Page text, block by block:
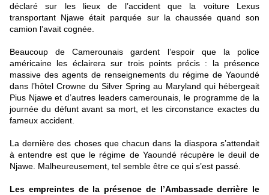
déclaré sur les lieux de l’accident que la voiture Lexus
transportant Njawe était parquée sur la chaussée quand son
camion l’avait cognée.
Beaucoup de Camerounais gardent l’espoir que la police
américaine les éclairera sur trois points précis : la présence
massive des agents de renseignements du régime de Yaoundé
dans l’hôtel Crowne du Silver Spring au Maryland qui hébergeait
Pius Njawe et d’autres leaders camerounais, le programme de la
journée du défunt avant sa mort, et les circonstance exactes du
fameux accident.
La dernière des choses que chacun dans la diaspora s’attendait
à entendre est que le régime de Yaoundé récupère le deuil de
Njawe. Malheureusement, tel semble être ce qui s’est passé.
Les empreintes de la présence de l’Ambassade derrière le